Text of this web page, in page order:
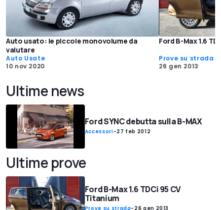
Auto usato: le piccole monovolume da
valutare
Auto Usate
10 nov 2020
Ford B-Max 1.6
Prove su strada
26 gen 2013
Ultime news
Ford SYNC debutta sulla B-MAX
Accessori-27 feb 2012
Ultime prove
Ford B-Max 1.6 TDCi 95 CV
Titanium
Prove su strada- 26 gen 2013